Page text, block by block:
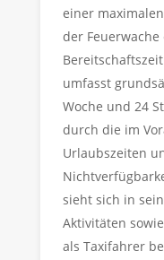
einer
der
umfasst
Woche und 24
durch die im
Urlaubszeiten
sieht sich in
Aktivitäten
als Taxifahrer